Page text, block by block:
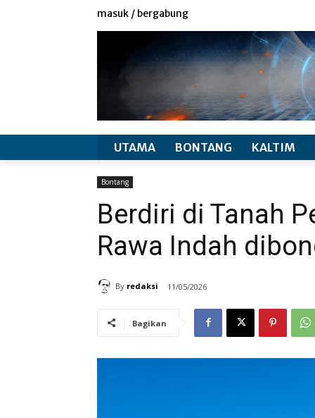
masuk / bergabung
UTAMA BONTANG KALTIM
Bontang
Berdiri di Tanah
Rawa Indah
By redaksi 11/05/2026
Bagikan